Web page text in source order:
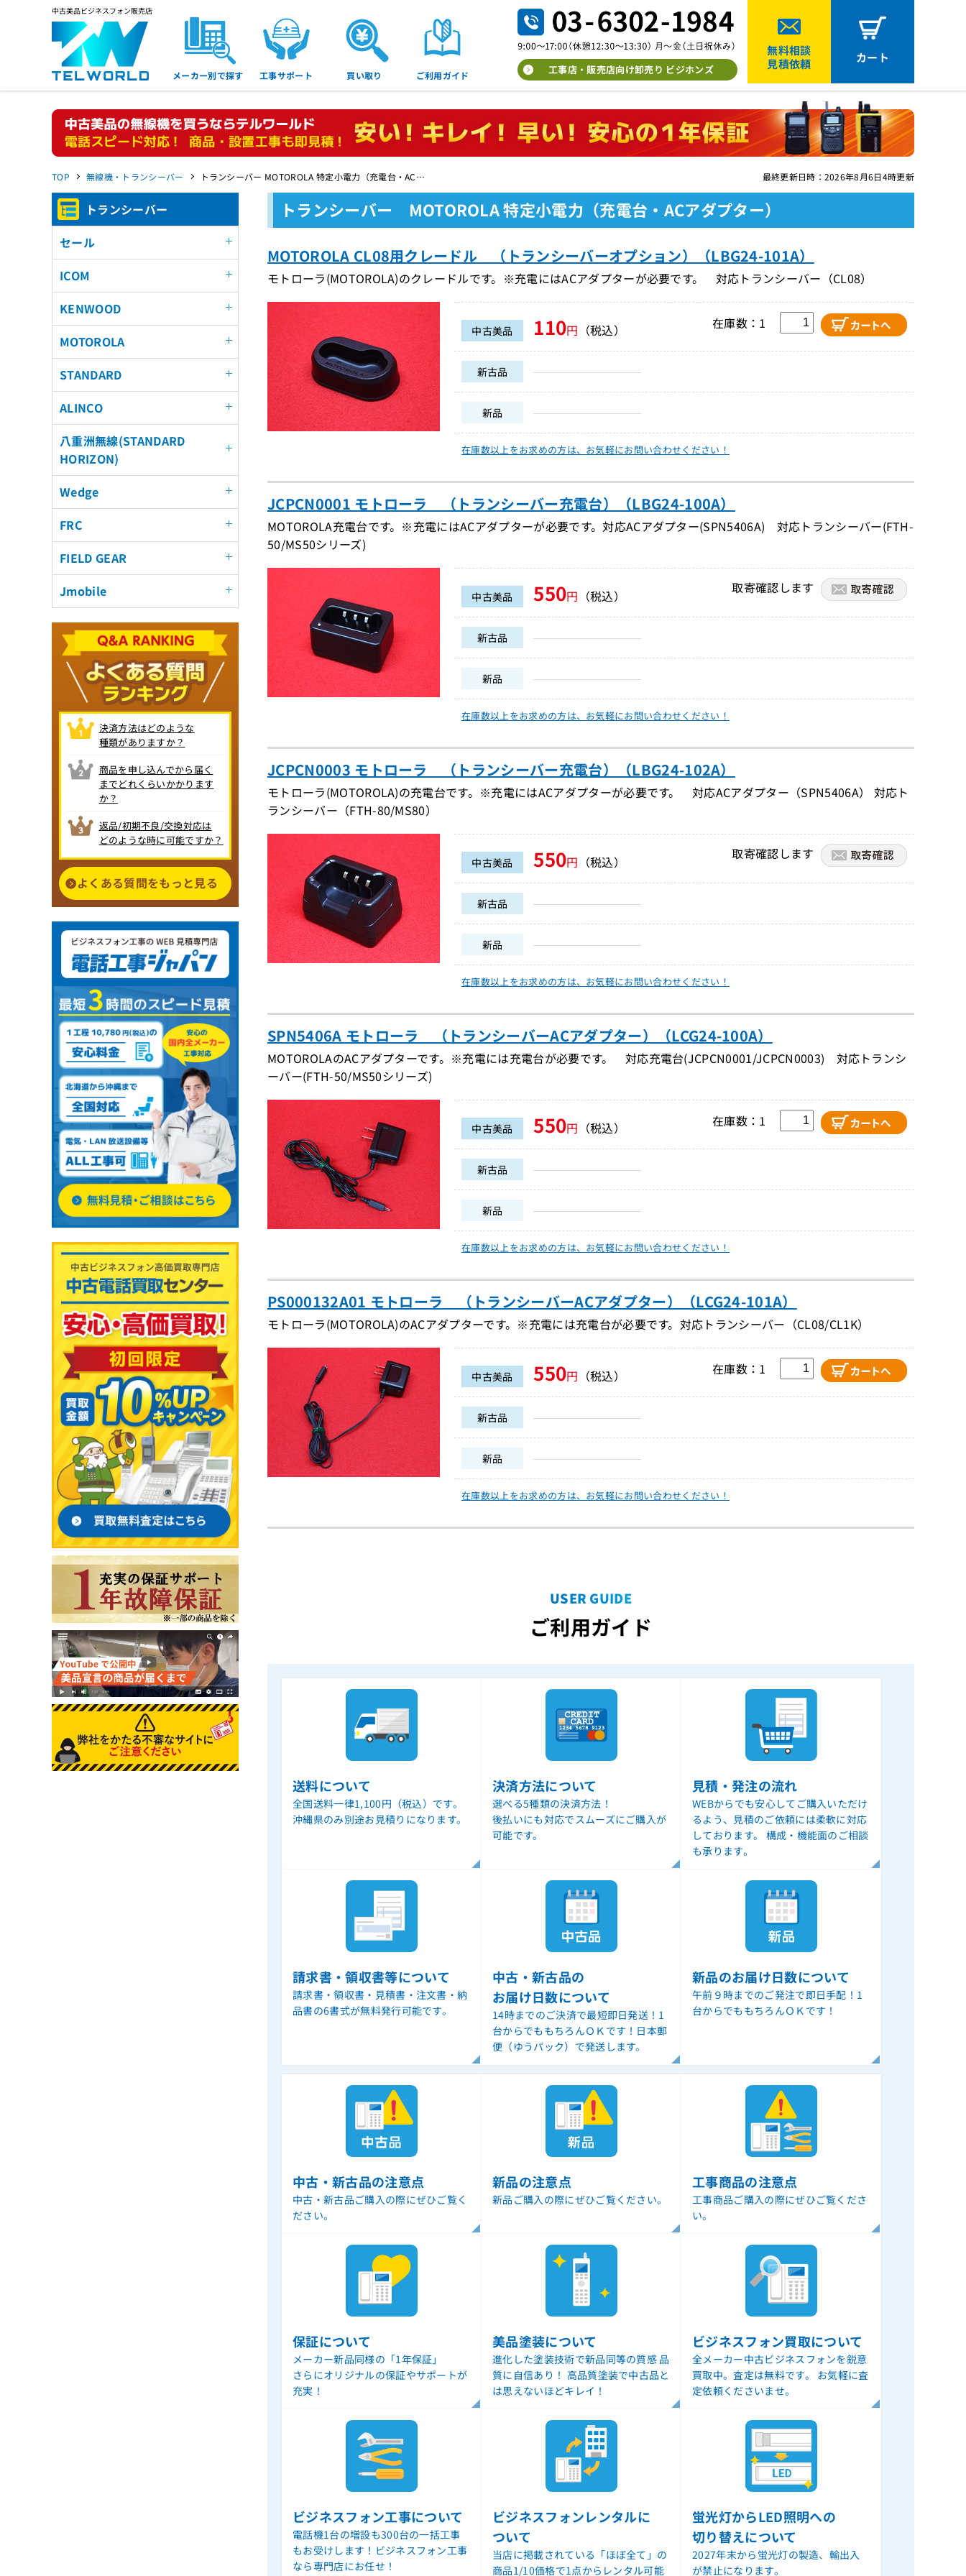
中古美品ビジネスフォン販売店
メーカー別で探す 工事サポート 買い取り ご利用ガイド 工事店・販売店向け卸売り ビジホンズ
無料相談
見積依頼
カート
最終更新日時：2026年8月6日4時更新
TOP 無線機・トランシーバー トランシーバー MOTOROLA 特定小電力（充電台・AC…
トランシーバー MOTOROLA 特定小電力（充電台・ACアダプター）
MOTOROLA CL08用クレードル （トランシーバーオプション）（LBG24-101A）
モトローラ(MOTOROLA)のクレードルです。※充電にはACアダプターが必要です。 対応トランシーバー（CL08）
中古美品 110円 （税込） 在庫数：1
新古品
新品
在庫数以上をお求めの方は、 お気軽にお問い合わせください！
JCPCN0001 モトローラ （トランシーバー充電台）（LBG24-100A）
MOTOROLA充電台です。※充電にはACアダプターが必要です。対応ACアダプター(SPN5406A) 対応トランシーバー(FTH-
50/MS50シリーズ)
中古美品 550円 （税込） 取寄確認します
新古品
新品
在庫数以上をお求めの方は、 お気軽にお問い合わせください！
JCPCN0003 モトローラ （トランシーバー充電台）（LBG24-102A）
モトローラ(MOTOROLA)の充電台です。※充電にはACアダプターが必要です。 対応ACアダプター（SPN5406A） 対応ト
ランシーバー（FTH-80/MS80）
中古美品 550円 （税込） 取寄確認します
新古品
新品
在庫数以上をお求めの方は、 お気軽にお問い合わせください！
SPN5406A モトローラ （トランシーバーACアダプター）（LCG24-100A）
MOTOROLAのACアダプターです。※充電には充電台が必要です。 対応充電台(JCPCN0001/JCPCN0003) 対応トランシ
ーバー(FTH-50/MS50シリーズ)
中古美品 550円 （税込） 在庫数：1
新古品
新品
在庫数以上をお求めの方は、 お気軽にお問い合わせください！
PS000132A01 モトローラ （トランシーバーACアダプター）（LCG24-101A）
モトローラ(MOTOROLA)のACアダプターです。※充電には充電台が必要です。対応トランシーバー（CL08/CL1K）
中古美品 550円 （税込） 在庫数：1
新古品
新品
在庫数以上をお求めの方は、 お気軽にお問い合わせください！
USER GUIDE
ご利用ガイド
送料について
全国送料一律1,100円（税込）です。
沖縄県のみ別途お見積りになります。
決済方法について
選べる5種類の決済方法！
後払いにも対応でスムーズにご購入が
可能です。
見積・発注の流れ
WEBからでも安心してご購入いただけ
るよう、見積のご依頼には柔軟に対応
しております。 構成・機能面のご相談
も承ります。
請求書・領収書等について
請求書・領収書・見積書・注文書・納
品書の6書式が無料発行可能です。
中古・新古品の
お届け日数について
14時までのご決済で最短即日発送！1
台からでももちろんＯＫです！日本郵
便（ゆうパック）で発送します。
新品のお届け日数について
午前９時までのご発注で即日手配！1
台からでももちろんＯＫです！
中古・新古品の注意点
中古・新古品ご購入の際にぜひご覧く
ださい。
新品の注意点
新品ご購入の際にぜひご覧ください。
工事商品の注意点
工事商品ご購入の際にぜひご覧くださ
い。
保証について
メーカー新品同様の「1年保証」
さらにオリジナルの保証やサポートが
充実！
美品塗装について
進化した塗装技術で新品同等の質感 品
質に自信あり！ 高品質塗装で中古品と
は思えないほどキレイ！
ビジネスフォン買取について
全メーカー中古ビジネスフォンを鋭意
買取中。査定は無料です。 お気軽に査
定依頼くださいませ。
ビジネスフォン工事について
電話機1台の増設も300台の一括工事
もお受けします！ビジネスフォン工事
なら専門店にお任せ！
ビジネスフォンレンタルに
ついて
当店に掲載されている「ほぼ全て」の
商品1/10価格で1点からレンタル可能
蛍光灯からLED照明への
切り替えについて
2027年末から蛍光灯の製造、輸出入
が禁止になります。
トランシーバー
セール
ICOM
KENWOOD
MOTOROLA
STANDARD
ALINCO
八重洲無線(STANDARD
HORIZON)
Wedge
FRC
FIELD GEAR
Jmobile
決済方法はどのような
種類がありますか？
商品を申し込んでから届く
までどれくらいかかります
か？
返品/初期不良/交換対応は
どのような時に可能ですか？
よくある質問をもっと見る